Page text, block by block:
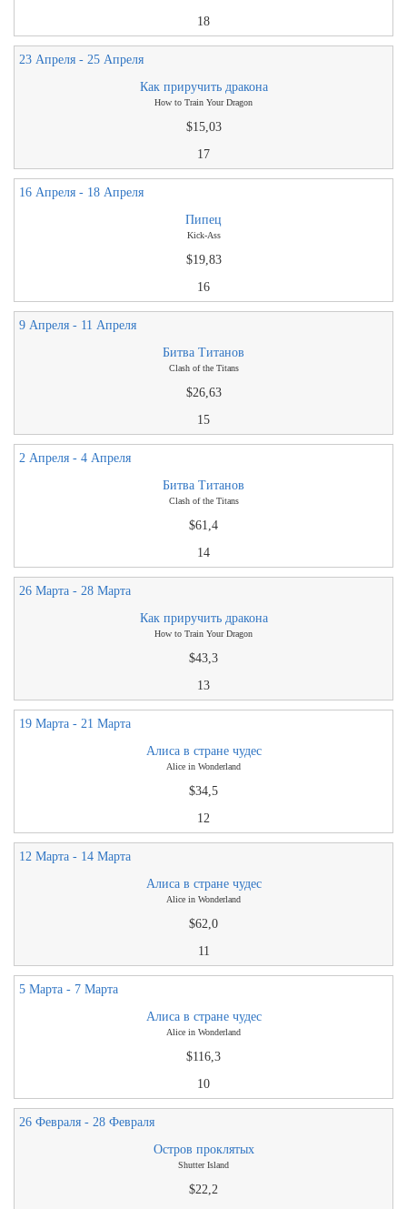
18
23 Апреля - 25 Апреля
Как приручить дракона
How to Train Your Dragon
$15,03
17
16 Апреля - 18 Апреля
Пипец
Kick-Ass
$19,83
16
9 Апреля - 11 Апреля
Битва Титанов
Clash of the Titans
$26,63
15
2 Апреля - 4 Апреля
Битва Титанов
Clash of the Titans
$61,4
14
26 Марта - 28 Марта
Как приручить дракона
How to Train Your Dragon
$43,3
13
19 Марта - 21 Марта
Алиса в стране чудес
Alice in Wonderland
$34,5
12
12 Марта - 14 Марта
Алиса в стране чудес
Alice in Wonderland
$62,0
11
5 Марта - 7 Марта
Алиса в стране чудес
Alice in Wonderland
$116,3
10
26 Февраля - 28 Февраля
Остров проклятых
Shutter Island
$22,2